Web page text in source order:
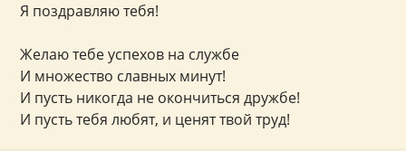
Я поздравляю тебя!
Желаю тебе успехов на службе
И множество славных минут!
И пусть никогда не окончиться дружбе!
И пусть тебя любят, и ценят твой труд!